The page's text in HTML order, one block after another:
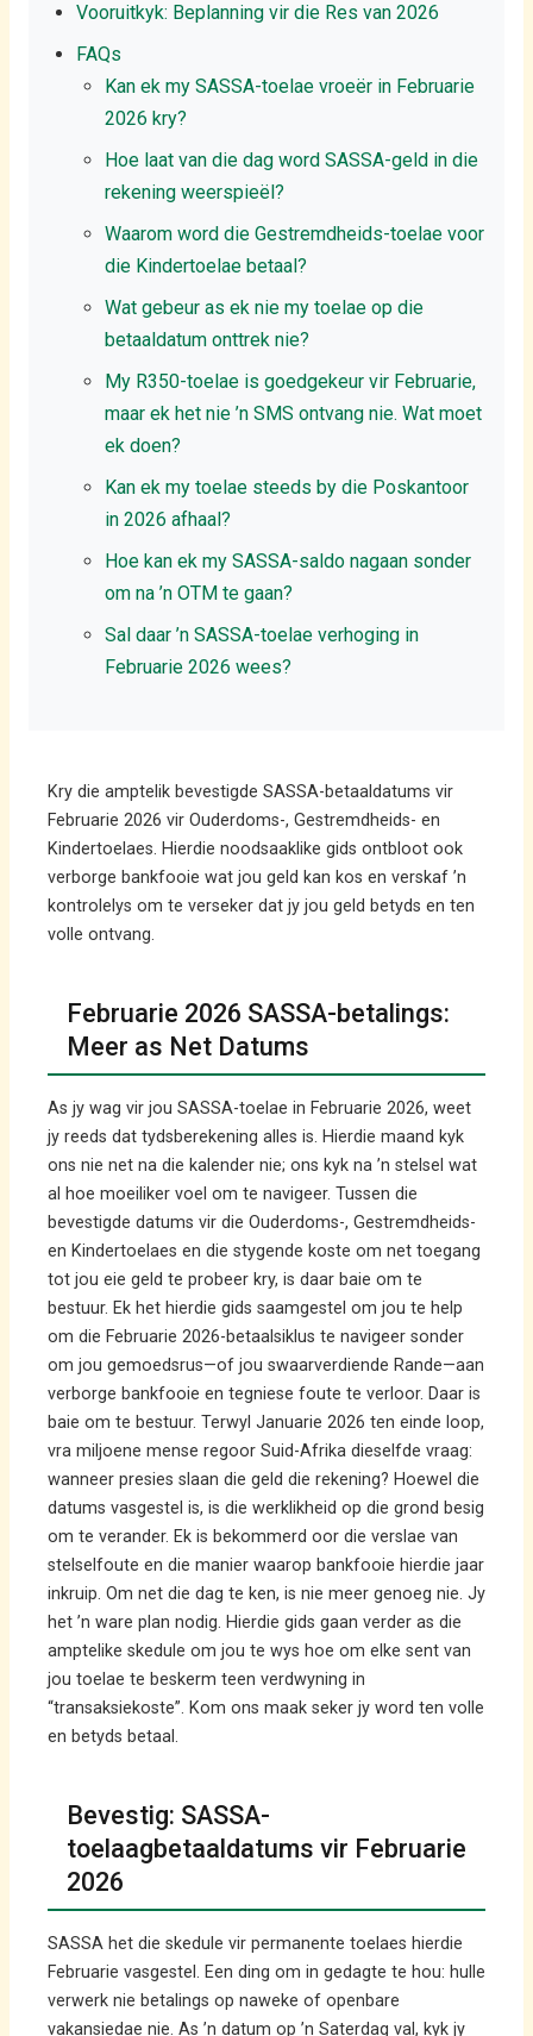
Vooruitkyk: Beplanning vir die Res van 2026
FAQs
Kan ek my SASSA-toelae vroeër in Februarie
2026 kry?
Hoe laat van die dag word SASSA-geld in die
rekening weerspieël?
Waarom word die Gestremdheids-toelae voor
die Kindertoelae betaal?
Wat gebeur as ek nie my toelae op die
betaaldatum onttrek nie?
My R350-toelae is goedgekeur vir Februarie,
maar ek het nie ’n SMS ontvang nie. Wat moet
ek doen?
Kan ek my toelae steeds by die Poskantoor
in 2026 afhaal?
Hoe kan ek my SASSA-saldo nagaan sonder
om na ’n OTM te gaan?
Sal daar ’n SASSA-toelae verhoging in
Februarie 2026 wees?
Kry die amptelik bevestigde SASSA-betaaldatums vir
Februarie 2026 vir Ouderdoms-, Gestremdheids- en
Kindertoelaes. Hierdie noodsaaklike gids ontbloot ook
verborge bankfooie wat jou geld kan kos en verskaf ’n
kontrolelys om te verseker dat jy jou geld betyds en ten
volle ontvang.
Februarie 2026 SASSA-betalings:
Meer as Net Datums
As jy wag vir jou SASSA-toelae in Februarie 2026, weet
jy reeds dat tydsberekening alles is. Hierdie maand kyk
ons nie net na die kalender nie; ons kyk na ’n stelsel wat
al hoe moeiliker voel om te navigeer. Tussen die
bevestigde datums vir die Ouderdoms-, Gestremdheids-
en Kindertoelaes en die stygende koste om net toegang
tot jou eie geld te probeer kry, is daar baie om te
bestuur. Ek het hierdie gids saamgestel om jou te help
om die Februarie 2026-betaalsiklus te navigeer sonder
om jou gemoedsrus—of jou swaarverdiende Rande—aan
verborge bankfooie en tegniese foute te verloor. Daar is
baie om te bestuur. Terwyl Januarie 2026 ten einde loop,
vra miljoene mense regoor Suid-Afrika dieselfde vraag:
wanneer presies slaan die geld die rekening? Hoewel die
datums vasgestel is, is die werklikheid op die grond besig
om te verander. Ek is bekommerd oor die verslae van
stelselfoute en die manier waarop bankfooie hierdie jaar
inkruip. Om net die dag te ken, is nie meer genoeg nie. Jy
het ’n ware plan nodig. Hierdie gids gaan verder as die
amptelike skedule om jou te wys hoe om elke sent van
jou toelae te beskerm teen verdwyning in
“transaksiekoste”. Kom ons maak seker jy word ten volle
en betyds betaal.
Bevestig: SASSA-
toelaagbetaaldatums vir Februarie
2026
SASSA het die skedule vir permanente toelaes hierdie
Februarie vasgestel. Een ding om in gedagte te hou: hulle
verwerk nie betalings op naweke of openbare
vakansiedae nie. As ’n datum op ’n Saterdag val, kyk jy